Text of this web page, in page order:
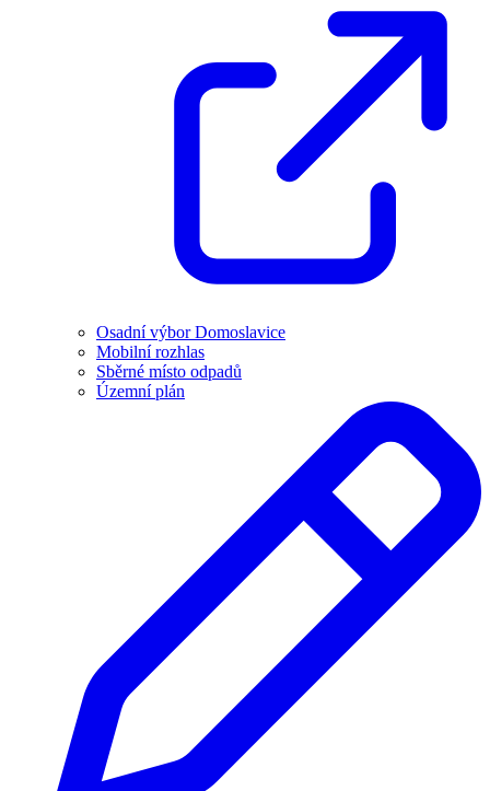
Osadní výbor Domoslavice
Mobilní rozhlas
Sběrné místo odpadů
Územní plán